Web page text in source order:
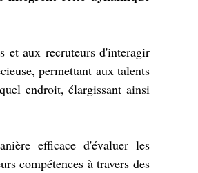
et aux recruteurs d'interagir
permettant aux talents
endroit, élargissant ainsi
efficace d'évaluer les
compétences à travers des